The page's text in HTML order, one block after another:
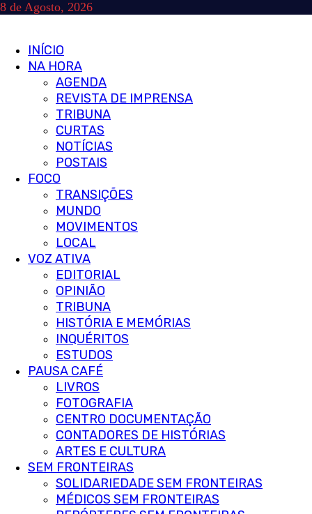
Skip
8 de Agosto, 2026
Primary
Menu
INÍCIO
NA HORA
AGENDA
REVISTA DE IMPRENSA
TRIBUNA
CURTAS
NOTÍCIAS
POSTAIS
FOCO
TRANSIÇÕES
MUNDO
MOVIMENTOS
LOCAL
VOZ ATIVA
EDITORIAL
OPINIÃO
TRIBUNA
HISTÓRIA E MEMÓRIAS
INQUÉRITOS
ESTUDOS
PAUSA CAFÉ
LIVROS
FOTOGRAFIA
CENTRO DOCUMENTAÇÃO
CONTADORES DE HISTÓRIAS
ARTES E CULTURA
SEM FRONTEIRAS
SOLIDARIEDADE SEM FRONTEIRAS
MÉDICOS SEM FRONTEIRAS